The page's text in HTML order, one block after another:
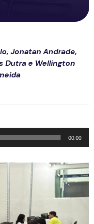
Jonatan Andrade,
Dutra e Wellington
00:00